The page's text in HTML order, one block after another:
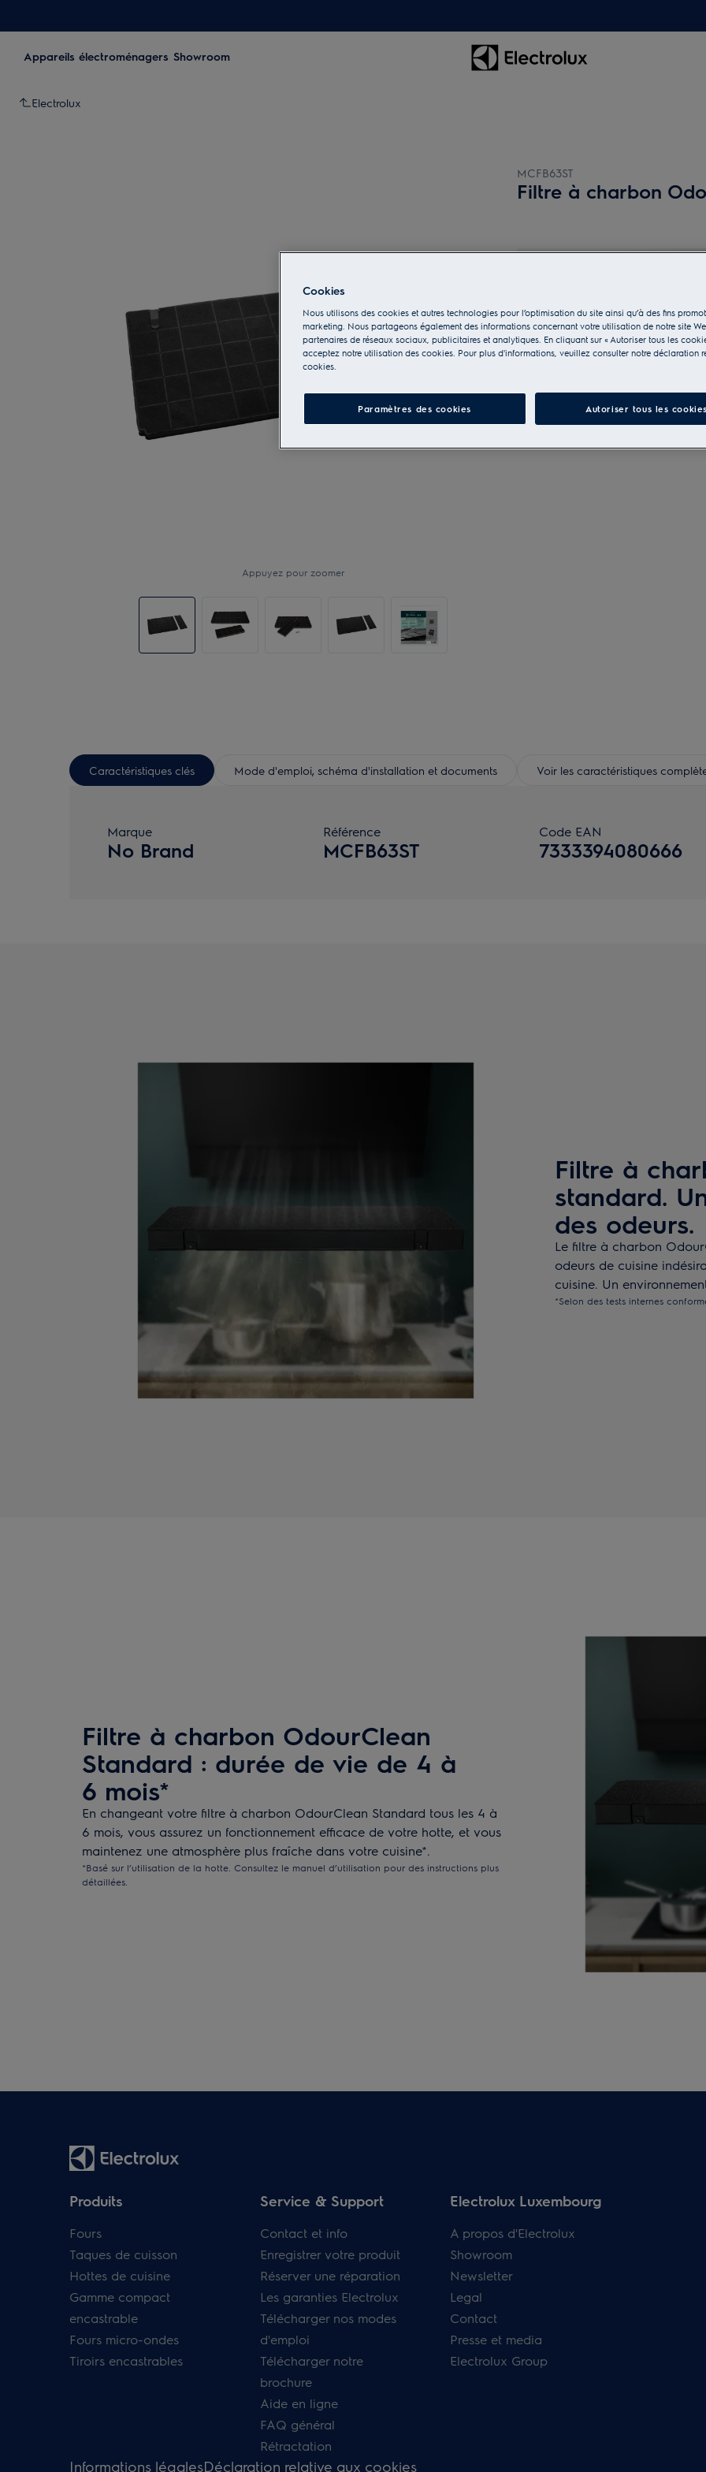
Appareils électroménagers Showroom
Electrolux
Appuyez pour zoomer
MCFB63ST
Filtre à charbon
Caractéristiques clés Mode d'emploi, schéma d'installation et documents Voir les caractéristiques
Marque
No Brand
Référence
MCFB63ST
Code EAN
7333394080666
Filtre à
standard.
des odeurs.
Le filtre à charbon
odeurs de cuisine
cuisine. Un
*Selon des tests internes
Filtre à charbon OdourClean
Standard : durée de vie de 4 à
6 mois*
En changeant votre filtre à charbon OdourClean Standard tous les 4 à
6 mois, vous assurez un fonctionnement efficace de votre hotte, et vous
maintenez une atmosphère plus fraîche dans votre cuisine*.
*Basé sur l’utilisation de la hotte. Consultez le manuel d’utilisation pour des instructions plus
détaillées.
Produits
Fours
Taques de cuisson
Hottes de cuisine
Gamme compact
encastrable
Fours micro-ondes
Tiroirs encastrables
Service & Support
Contact et info
Enregistrer votre produit
Réserver une réparation
Les garanties Electrolux
Télécharger nos modes
d'emploi
Télécharger notre
brochure
Aide en ligne
FAQ général
Rétractation
Electrolux Luxembourg
A propos d'Electrolux
Showroom
Newsletter
Legal
Contact
Presse et media
Electrolux Group
Informations légalesDéclaration relative aux cookies
Cookies
Nous utilisons des cookies et autres technologies pour l’optimisation du site ainsi qu’à des fins
marketing. Nous partageons également des informations concernant votre utilisation de notre site
partenaires de réseaux sociaux, publicitaires et analytiques. En cliquant sur « Autoriser tous les
acceptez notre utilisation des cookies. Pour plus d'informations, veuillez consulter notre déclaration
cookies.
Paramètres des cookies Autoriser tous les